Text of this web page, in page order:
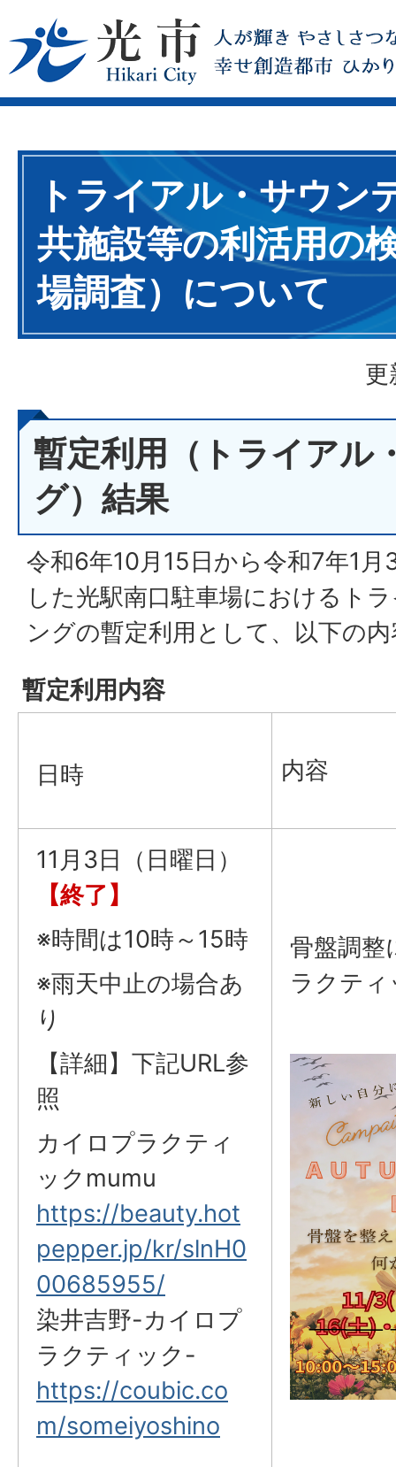
トライアル・サウン
共施設等の利活用の
場調査）について
更
暫定利用（トライアル
グ）結果
令和6年10月15日から令和7年1
した光駅南口駐車場におけるト
ングの暫定利用として、以下の
暫定利用内容
日時 内容
11月3日（日曜日）
【終了】
※時間は10時～15時
※雨天中止の場合あ
り
【詳細】下記URL参
照
カイロプラクティ
ックmumu
https://beauty.hot
pepper.jp/kr/slnH0
00685955/
染井吉野-カイロプ
ラクティック-
https://coubic.co
m/someiyoshino
骨盤調整
ラクテ